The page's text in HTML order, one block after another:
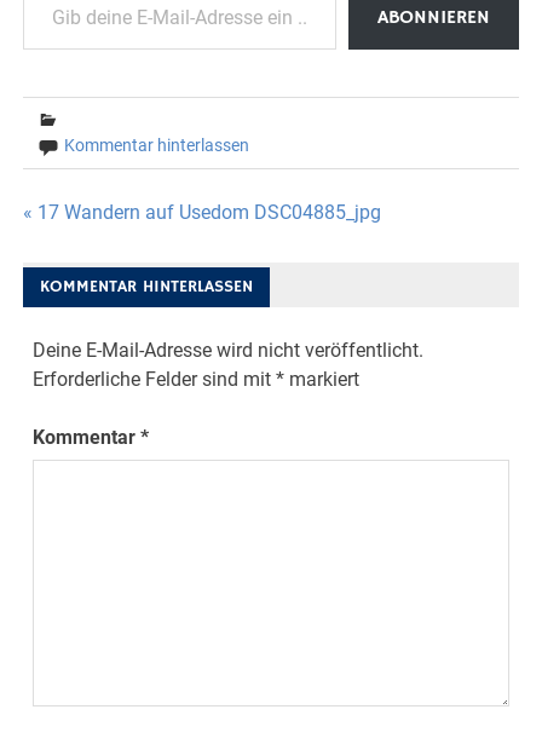
ABONNIEREN
Kommentar hinterlassen
Beitragsnavigation
« 17 Wandern auf Usedom DSC04885_jpg
KOMMENTAR HINTERLASSEN
Deine E-Mail-Adresse wird nicht veröffentlicht.
Erforderliche Felder sind mit* markiert
Kommentar*